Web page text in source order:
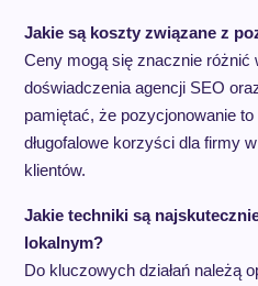
Jakie są koszty związane z
Ceny mogą się znacznie różnić
doświadczenia agencji SEO
pamiętać, że pozycjonowanie
długofalowe korzyści dla firmy
klientów.
Jakie techniki są
lokalnym?
Do kluczowych działań należą